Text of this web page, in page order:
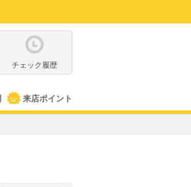
チェック履歴
来店ポイント